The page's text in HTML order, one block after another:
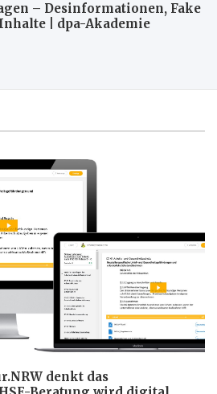
– Desinformationen, Fake
| dpa-Akademie
denkt das